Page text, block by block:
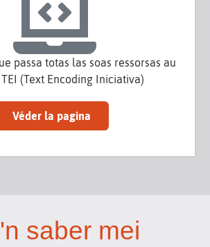
passa totas las soas ressorsas au
(Text Encoding Iniciativa)
Véder la pagina
saber mei